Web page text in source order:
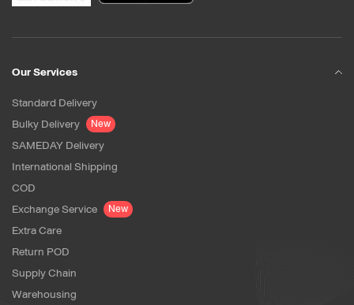
Our Services
Standard Delivery
Bulky Delivery
New
SAMEDAY Delivery
International Shipping
COD
Exchange Service
New
Extra Care
Return POD
Supply Chain
Warehousing